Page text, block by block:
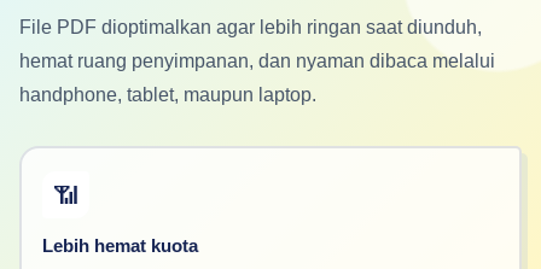
File PDF dioptimalkan agar lebih ringan saat diunduh,
hemat ruang penyimpanan, dan nyaman dibaca melalui
handphone, tablet, maupun laptop.
📶
Lebih hemat kuota